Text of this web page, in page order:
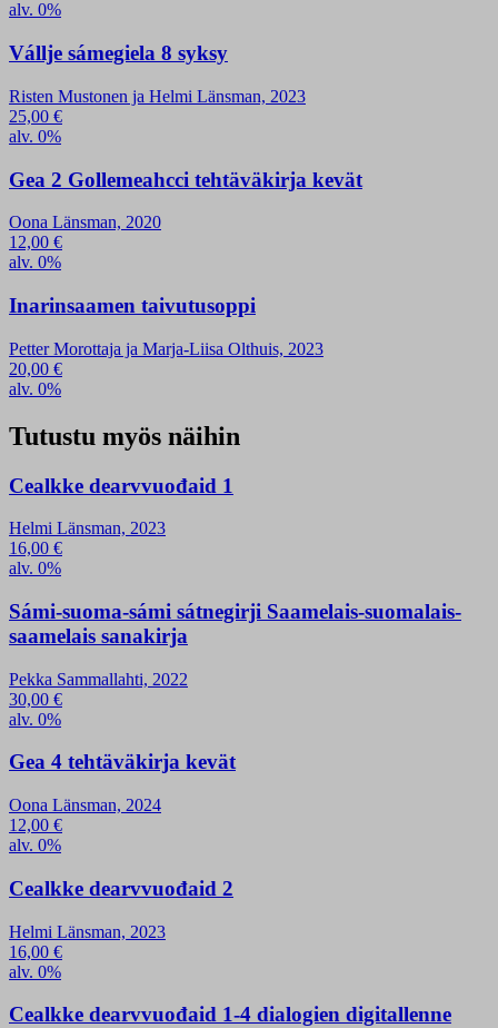
alv. 0%
Vállje sámegiela 8 syksy
Risten Mustonen ja Helmi Länsman, 2023
25,00 €
alv. 0%
Gea 2 Gollemeahcci tehtäväkirja kevät
Oona Länsman, 2020
12,00 €
alv. 0%
Inarinsaamen taivutusoppi
Petter Morottaja ja Marja-Liisa Olthuis, 2023
20,00 €
alv. 0%
Tutustu myös näihin
Cealkke dearvvuođaid 1
Helmi Länsman, 2023
16,00 €
alv. 0%
Sámi-suoma-sámi sátnegirji Saamelais-suomalais-
saamelais sanakirja
Pekka Sammallahti, 2022
30,00 €
alv. 0%
Gea 4 tehtäväkirja kevät
Oona Länsman, 2024
12,00 €
alv. 0%
Cealkke dearvvuođaid 2
Helmi Länsman, 2023
16,00 €
alv. 0%
Cealkke dearvvuođaid 1-4 dialogien digitallenne